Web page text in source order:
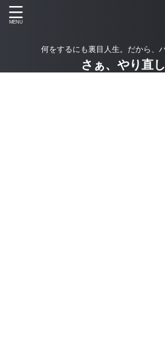
何をするにも裏目人生。だから、
さぁ、やり直し